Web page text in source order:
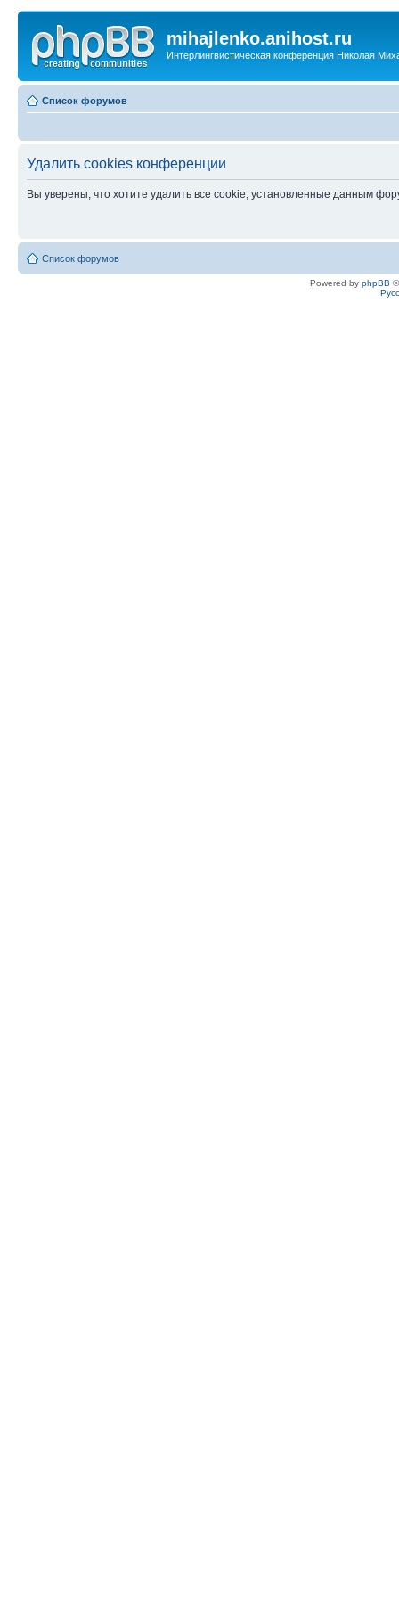
mihajlenko.anihost.ru
Интерлингвистическая конференция Николая
Список форумов
Удалить cookies конференции
Вы уверены, что хотите удалить все cookie, установленные данным
Список форумов
Powered by phpBB